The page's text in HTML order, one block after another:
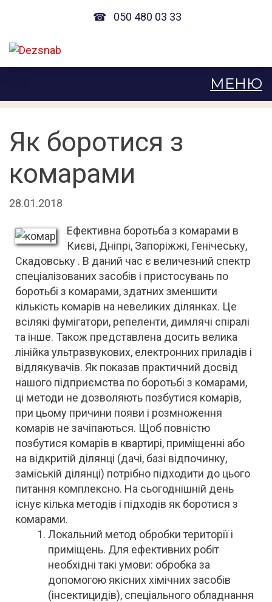
☎ 050 480 03 33
Як боротися з
комарами
28.01.2018
Ефективна боротьба з комарами в
Києві, Дніпрі, Запоріжжі, Генічеську,
Скадовську . В даний час є величезний спектр
спеціалізованих засобів і пристосувань по
боротьбі з комарами, здатних зменшити
кількість комарів на невеликих ділянках. Це
всілякі фумігатори, репеленти, димлячі спіралі
та інше. Також представлена ​​досить велика
лінійка ультразвукових, електронних приладів і
відлякувачів. Як показав практичний досвід
нашого підприємства по боротьбі з комарами,
ці методи не дозволяють позбутися комарів,
при цьому причини появи і розмноження
комарів не зачіпаються. Щоб повністю
позбутися комарів в квартирі, приміщенні або
на відкритій ділянці (дачі, базі відпочинку,
заміській ділянці) потрібно підходити до цього
питання комплексно. На сьогоднішній день
існує кілька методів і підходів як боротися з
комарами.
Локальний метод обробки території і
приміщень. Для ефективних робіт
необхідні такі умови: обробка за
допомогою якісних хімічних засобів
(інсектицидів), спеціального обладнання